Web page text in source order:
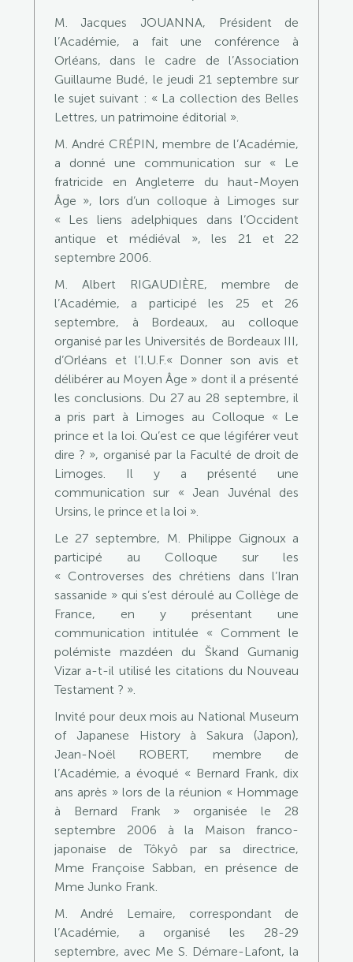
M. Jacques JOUANNA, Président de
l’Académie, a fait une conférence à
Orléans, dans le cadre de l’Association
Guillaume Budé, le jeudi 21 septembre sur
le sujet suivant : « La collection des Belles
Lettres, un patrimoine éditorial ».
M. André CRÉPIN, membre de l’Académie,
a donné une communication sur « Le
fratricide en Angleterre du haut-Moyen
Âge », lors d’un colloque à Limoges sur
« Les liens adelphiques dans l’Occident
antique et médiéval », les 21 et 22
septembre 2006.
M. Albert RIGAUDIÈRE, membre de
l’Académie, a participé les 25 et 26
septembre, à Bordeaux, au colloque
organisé par les Universités de Bordeaux III,
d’Orléans et l’I.U.F.« Donner son avis et
délibérer au Moyen Âge » dont il a présenté
les conclusions. Du 27 au 28 septembre, il
a pris part à Limoges au Colloque « Le
prince et la loi. Qu’est ce que légiférer veut
dire ? », organisé par la Faculté de droit de
Limoges. Il y a présenté une
communication sur « Jean Juvénal des
Ursins, le prince et la loi ».
Le 27 septembre, M. Philippe Gignoux a
participé au Colloque sur les
« Controverses des chrétiens dans l’Iran
sassanide » qui s’est déroulé au Collège de
France, en y présentant une
communication intitulée « Comment le
polémiste mazdéen du Škand Gumanig
Vizar a-t-il utilisé les citations du Nouveau
Testament ? ».
Invité pour deux mois au National Museum
of Japanese History à Sakura (Japon),
Jean-Noël ROBERT, membre de
l’Académie, a évoqué « Bernard Frank, dix
ans après » lors de la réunion « Hommage
à Bernard Frank » organisée le 28
septembre 2006 à la Maison franco-
japonaise de Tôkyô par sa directrice,
Mme Françoise Sabban, en présence de
Mme Junko Frank.
M. André Lemaire, correspondant de
l’Académie, a organisé les 28-29
septembre, avec Me S. Démare-Lafont, la